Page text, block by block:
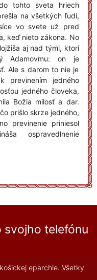
tohto sveta hriech
na všetkých ľudí,
vo svete už pred
keď nieto zákona. No
aj nad tými, ktorí
Adamovmu: on je
Ale s darom to nie je
previnením jedného
jedného človeka,
Božia milosť a dar.
prišlo skrze jedného,
previnenie priniesol
ospravedlnenie
svojho telefónu
eparchie. Všetky